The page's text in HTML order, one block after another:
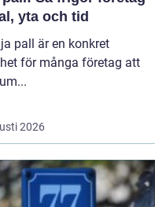
yta och tid
pall är en konkret
för många företag att
2026